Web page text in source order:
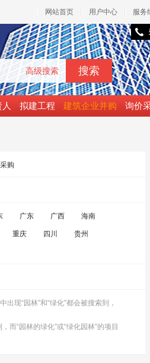
网站首页 用户中心 服务
高级搜索

拟建工程 建筑企业并购 询价
购
广东 广西 海南
重庆 四川 贵州
现“园林”和“绿化”都会被搜索到，
而“园林的绿化”或“绿化园林”的项目